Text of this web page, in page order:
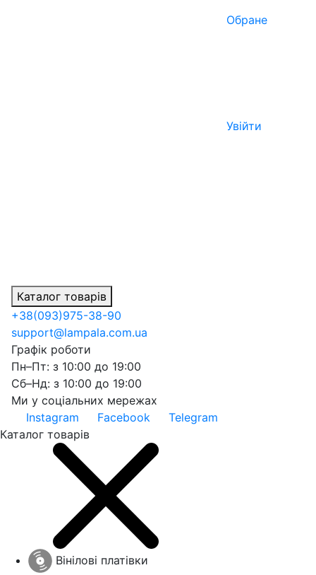
Обране
Увійти
Каталог товарів
+38(093)975-38-90
support@lampala.com.ua
Графік роботи
Пн–Пт: з 10:00 до 19:00
Сб–Нд: з 10:00 до 19:00
Ми у соціальних мережах
Instagram
Facebook
Telegram
Каталог товарів
Вінілові платівки